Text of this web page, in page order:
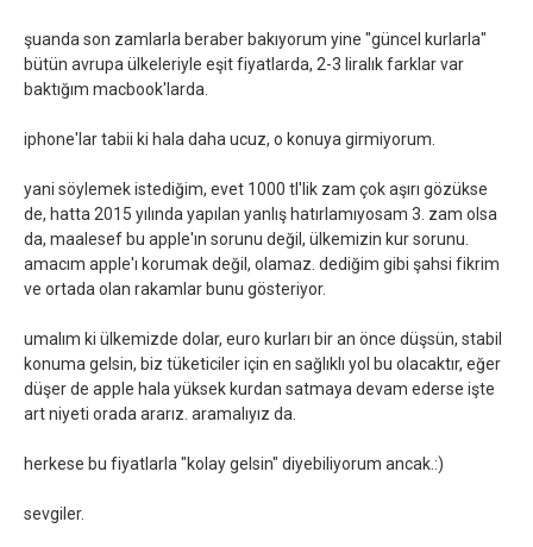
şuanda son zamlarla beraber bakıyorum yine "güncel kurlarla"
bütün avrupa ülkeleriyle eşit fiyatlarda, 2-3 liralık farklar var
baktığım macbook'larda.
iphone'lar tabii ki hala daha ucuz, o konuya girmiyorum.
yani söylemek istediğim, evet 1000 tl'lik zam çok aşırı gözükse
de, hatta 2015 yılında yapılan yanlış hatırlamıyosam 3. zam olsa
da, maalesef bu apple'ın sorunu değil, ülkemizin kur sorunu.
amacım apple'ı korumak değil, olamaz. dediğim gibi şahsi fikrim
ve ortada olan rakamlar bunu gösteriyor.
umalım ki ülkemizde dolar, euro kurları bir an önce düşsün, stabil
konuma gelsin, biz tüketiciler için en sağlıklı yol bu olacaktır, eğer
düşer de apple hala yüksek kurdan satmaya devam ederse işte
art niyeti orada ararız. aramalıyız da.
herkese bu fiyatlarla "kolay gelsin" diyebiliyorum ancak.:)
sevgiler.